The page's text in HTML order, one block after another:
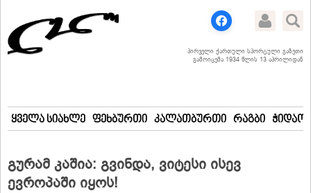
პირველი ქართული სპორტული გაზეთი
გამოიცემა 1934 წლის 13 აპრილიდან
ყველა სიახლე ფეხბურთი კალათბურთი რაგბი
გურამ კაშია: გვინდა, ვიტესი ისევ
ევროპაში იყოს!